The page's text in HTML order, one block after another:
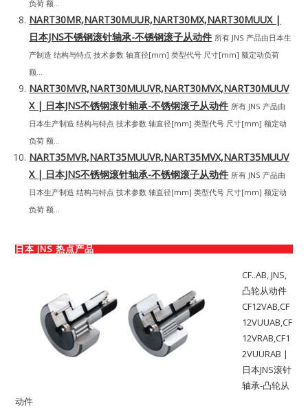
负荷 额...
NART30MR,NART30MUUR,NART30MX,NART30MUUX |
日本JNS不锈钢滚针轴承-不锈钢滚子从动件 所有 JNS 产品由日本生
产制造 结构与特点 技术参数 轴直径[mm] 类型代号 尺寸[mm] 额定动负荷
额...
NART30MVR,NART30MUUVR,NART30MVX,NART30MUUV
X | 日本JNS不锈钢滚针轴承-不锈钢滚子从动件 所有 JNS 产品由
日本生产制造 结构与特点 技术参数 轴直径[mm] 类型代号 尺寸[mm] 额定动
负荷 额...
NART35MVR,NART35MUUVR,NART35MVX,NART35MUUV
X | 日本JNS不锈钢滚针轴承-不锈钢滚子从动件 所有 JNS 产品由
日本生产制造 结构与特点 技术参数 轴直径[mm] 类型代号 尺寸[mm] 额定动
负荷 额...
日本 JNS 热点产品
CF..AB,JNS,
凸轮从动件
CF12VAB,CF
12VUUAB,CF
12VRAB,CF1
2VUURAB |
日本JNS滚针
轴承-凸轮从
动件